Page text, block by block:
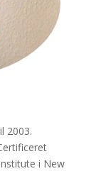
2003.
i New